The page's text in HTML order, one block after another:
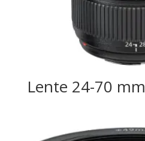
Lente 24-70 mm